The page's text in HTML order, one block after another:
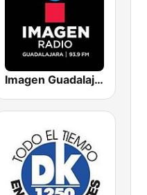
Imagen Guadalajara 93.9 FM